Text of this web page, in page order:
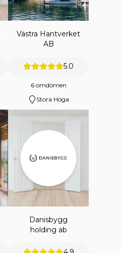
Västra Hantverket
AB
5.0
6 omdömen
Stora Höga
Danisbygg
holding ab